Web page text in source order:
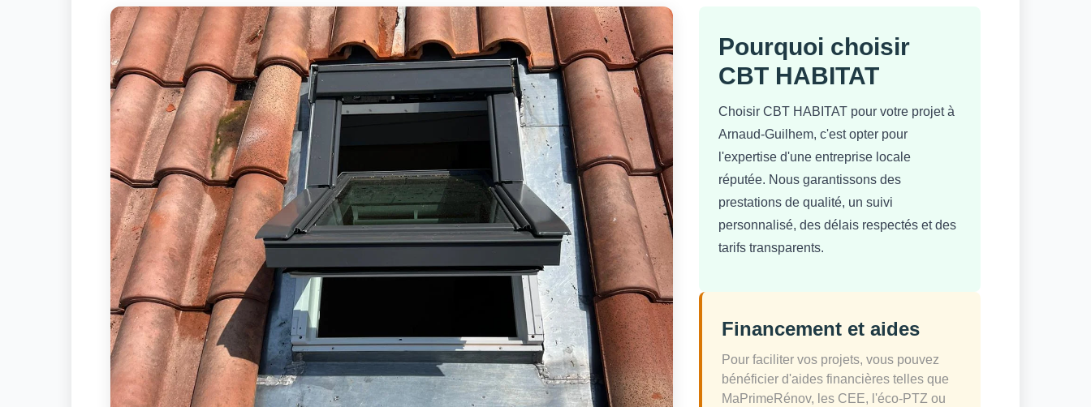
Pourquoi choisir
CBT HABITAT
Choisir CBT HABITAT pour votre projet à
Arnaud-Guilhem, c'est opter pour
l'expertise d'une entreprise locale
réputée. Nous garantissons des
prestations de qualité, un suivi
personnalisé, des délais respectés et des
tarifs transparents.
Financement et aides
Pour faciliter vos projets, vous pouvez
bénéficier d'aides financières telles que
MaPrimeRénov, les CEE, l'éco-PTZ ou